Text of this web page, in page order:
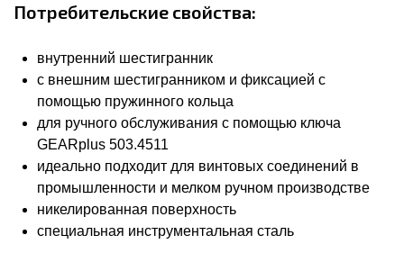
Потребительские свойства:
внутренний шестигранник
с внешним шестигранником и фиксацией с
помощью пружинного кольца
для ручного обслуживания с помощью ключа
GEARplus 503.4511
идеально подходит для винтовых соединений в
промышленности и мелком ручном производстве
никелированная поверхность
специальная инструментальная сталь